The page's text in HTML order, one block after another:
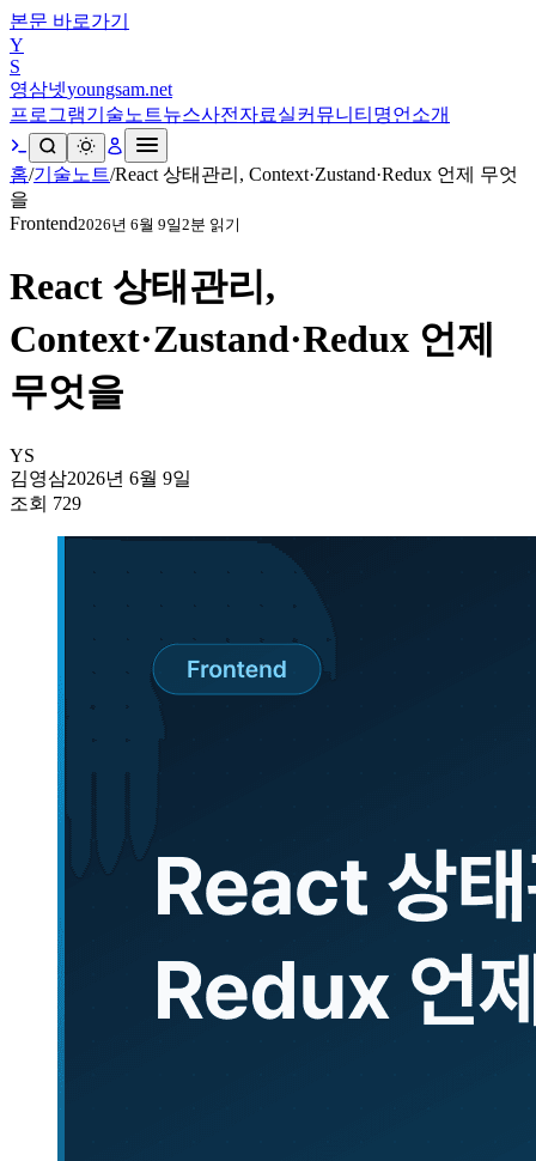
본문 바로가기
Y
S
영삼넷youngsam.net
프로그램기술노트뉴스사전 자료실커뮤니티 명언 소개
홈/기술노트/React 상태관리, Context·Zustand·Redux 언제 무엇
을
Frontend2026년 6월 9일2분 읽기
React 상태관리,
Context·Zustand·Redux 언제
무엇을
YS
김영삼2026년 6월 9일
조회 729